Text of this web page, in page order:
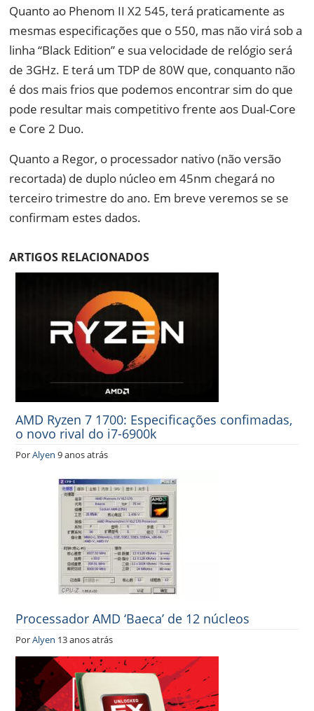
Quanto ao Phenom II X2 545, terá praticamente as
mesmas especificações que o 550, mas não virá sob a
linha “Black Edition” e sua velocidade de relógio será
de 3GHz. E terá um TDP de 80W que, conquanto não
é dos mais frios que podemos encontrar sim do que
pode resultar mais competitivo frente aos Dual-Core
e Core 2 Duo.
Quanto a Regor, o processador nativo (não versão
recortada) de duplo núcleo em 45nm chegará no
terceiro trimestre do ano. Em breve veremos se se
confirmam estes dados.
ARTIGOS RELACIONADOS
AMD Ryzen 7 1700: Especificações confimadas,
o novo rival do i7-6900k
PorAlyen 9 anos atrás
Processador AMD ‘Baeca’ de 12 núcleos
PorAlyen 13 anos atrás